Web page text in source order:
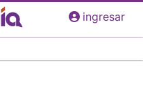
ingresar